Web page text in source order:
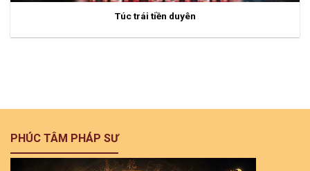
Túc trái tiền duyên
PHÚC TÂM PHÁP SƯ